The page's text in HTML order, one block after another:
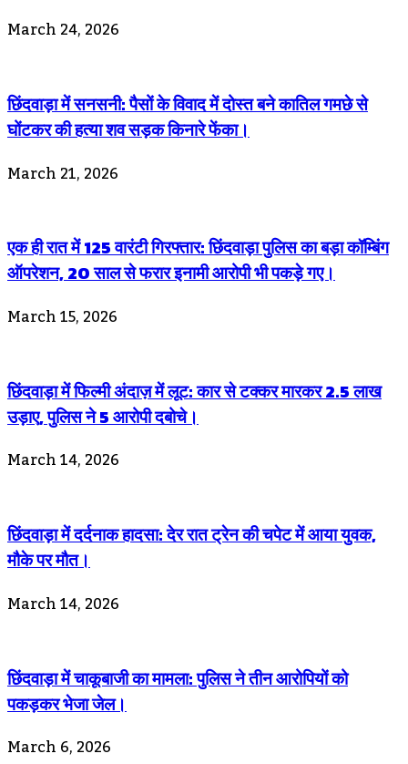
March 24, 2026
छिंदवाड़ा में सनसनी: पैसों के विवाद में दोस्त बने कातिल गमछे से
घोंटकर की हत्या शव सड़क किनारे फेंका।
March 21, 2026
एक ही रात में 125 वारंटी गिरफ्तार: छिंदवाड़ा पुलिस का बड़ा कॉम्बिंग
ऑपरेशन, 20 साल से फरार इनामी आरोपी भी पकड़े गए।
March 15, 2026
छिंदवाड़ा में फिल्मी अंदाज़ में लूट: कार से टक्कर मारकर 2.5 लाख
उड़ाए, पुलिस ने 5 आरोपी दबोचे।
March 14, 2026
छिंदवाड़ा में दर्दनाक हादसा: देर रात ट्रेन की चपेट में आया युवक,
मौके पर मौत।
March 14, 2026
छिंदवाड़ा में चाकूबाजी का मामला: पुलिस ने तीन आरोपियों को
पकड़कर भेजा जेल।
March 6, 2026